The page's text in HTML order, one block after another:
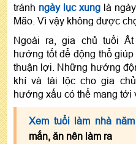
tránh ngày lục xunglà ngày
Mão. Vì vậy không được
Ngoài ra, gia chủ tuổi
hướng tốt để động thổ giúp
thuận lợi. Những hướng
khí và tài lộc cho gia
hướng xấu có thể mang tới
Xem tuổi làm nhà
mắn, ăn nên làm ra